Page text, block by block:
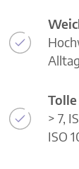
> 7,
ISO